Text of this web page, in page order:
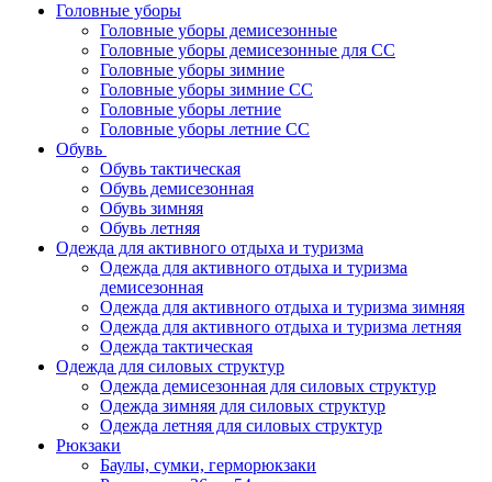
Головные уборы
Головные уборы демисезонные
Головные уборы демисезонные для СС
Головные уборы зимние
Головные уборы зимние СС
Головные уборы летние
Головные уборы летние СС
Обувь
Обувь тактическая
Обувь демисезонная
Обувь зимняя
Обувь летняя
Одежда для активного отдыха и туризма
Одежда для активного отдыха и туризма
демисезонная
Одежда для активного отдыха и туризма зимняя
Одежда для активного отдыха и туризма летняя
Одежда тактическая
Одежда для силовых структур
Одежда демисезонная для силовых структур
Одежда зимняя для силовых структур
Одежда летняя для силовых структур
Рюкзаки
Баулы, сумки, герморюкзаки